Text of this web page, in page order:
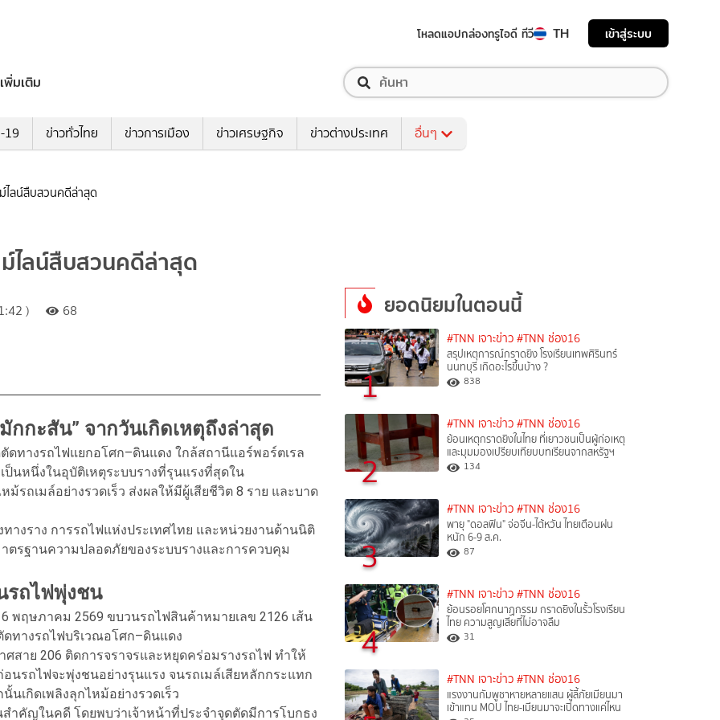
โหลดแอปกล่องทรูไอดี ทีวี TH เข้าสู่ระบบ
เพิ่มเติม
19 ข่าวทั่วไทย ข่าวการเมือง ข่าวเศรษฐกิจ ข่าวต่างประเทศ อื่นๆ
ไลน์สืบสวนคดีล่าสุด
ม์ไลน์สืบสวนคดีล่าสุด
) 68
กะสัน” จากวันเกิดเหตุถึงล่าสุด
ดทางรถไฟแยกอโศก–ดินแดง ใกล้สถานีแอร์พอร์ตเรล
นหนึ่งในอุบัติเหตุระบบรางที่รุนแรงที่สุดใน
รถเมล์อย่างรวดเร็ว ส่งผลให้มีผู้เสียชีวิต 8 ราย และบาด
างราง การรถไฟแห่งประเทศไทย และหน่วยงานด้านนิติ
ตรฐานความปลอดภัยของระบบรางและการควบคุม
รถไฟพุ่งชน
พฤษภาคม 2569 ขบวนรถไฟสินค้าหมายเลข 2126 เส้น
ทางรถไฟบริเวณอโศก–ดินแดง
สาย 206 ติดการจราจรและหยุดคร่อมรางรถไฟ ทำให้
รถไฟจะพุ่งชนอย่างรุนแรง จนรถเมล์เสียหลักกระแทก
นเกิดเพลิงลุกไหม้อย่างรวดเร็ว
ำคัญในคดี โดยพบว่าเจ้าหน้าที่ประจำจุดตัดมีการโบกธง
ยอดนิยมในตอนนี้
1
#TNN เจาะข่าว #TNN ช่อง16
สรุปเหตุการณ์กราดยิง โรงเรียนเทพศิรินทร์
นนทบุรี เกิดอะไรขึ้นบ้าง ?
838
2
#TNN เจาะข่าว #TNN ช่อง16
ย้อนเหตุกราดยิงในไทย ที่เยาวชนเป็นผู้ก่อเหตุ
และมุมมองเปรียบเทียบบทเรียนจากสหรัฐฯ
134
3
#TNN เจาะข่าว #TNN ช่อง16
พายุ "ดอลฟิน" จ่อจีน-ไต้หวัน ไทยเตือนฝน
หนัก 6-9 ส.ค.
87
4
#TNN เจาะข่าว #TNN ช่อง16
ย้อนรอยโศกนาฏกรรม กราดยิงในรั้วโรงเรียน
ไทย ความสูญเสียที่ไม่อาจลืม
31
#TNN เจาะข่าว #TNN ช่อง16
แรงงานกัมพูชาหายหลายแสน ผู้ลี้ภัยเมียนมา
เข้าแทน MOU ไทย-เมียนมาจะเปิดทางแค่ไหน